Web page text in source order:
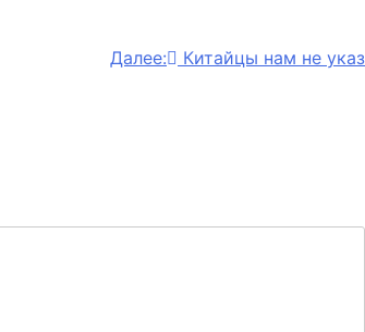
Далее: Китайцы нам не указ